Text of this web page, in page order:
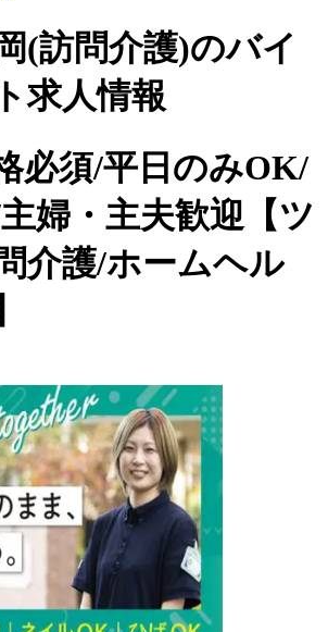
(訪問介護)のバイ
求人情報
必須/平日のみOK/
婦・主夫歓迎【ツ
介護/ホームヘル